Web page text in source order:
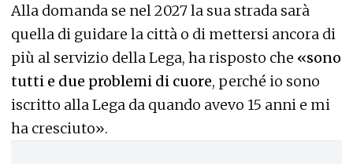
Alla domanda se nel 2027 la sua strada sarà
quella di guidare la città o di mettersi ancora di
più al servizio della Lega, ha risposto che «sono
tutti e due problemi di cuore, perché io sono
iscritto alla Lega da quando avevo 15 anni e mi
ha cresciuto».